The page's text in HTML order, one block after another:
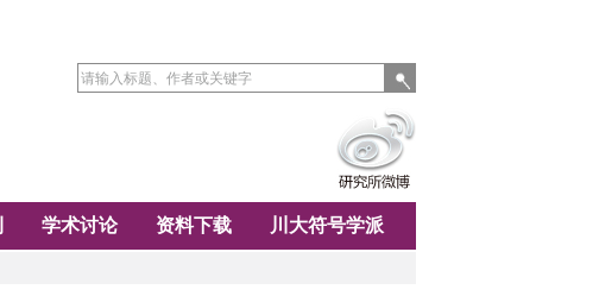
学术讨论 资料下载 川大符号学派